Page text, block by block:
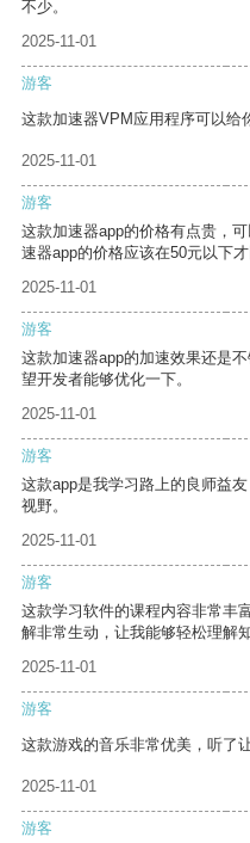
不少。
2025-11-01
游客
这款加速器VPM应用程序可以给
2025-11-01
游客
这款加速器app的价格有点贵，
速器app的价格应该在50元以下才
2025-11-01
游客
这款加速器app的加速效果还是
望开发者能够优化一下。
2025-11-01
游客
这款app是我学习路上的良师益
视野。
2025-11-01
游客
这款学习软件的课程内容非常丰
解非常生动，让我能够轻松理解知
2025-11-01
游客
这款游戏的音乐非常优美，听了
2025-11-01
游客